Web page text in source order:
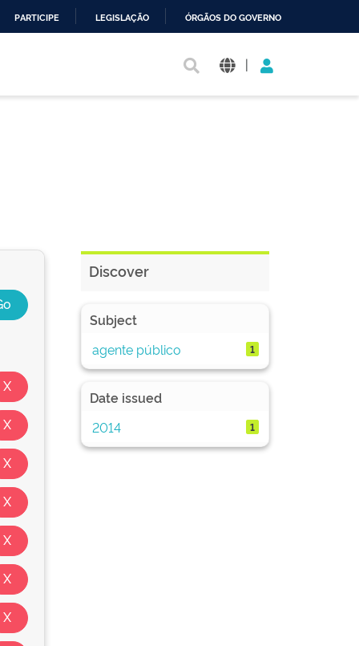
PARTICIPE LEGISLAÇÃO ÓRGÃOS DO GOVERNO
|
Discover
Subject
agente público
1
Date issued
2014
1